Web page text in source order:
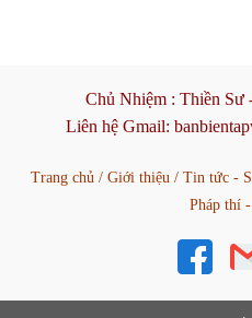
Chủ Nhiệm : Thiền Sư
Liên hệ Gmail:
Trang chủ / Giới thiệu / Tin tức -
Pháp thí